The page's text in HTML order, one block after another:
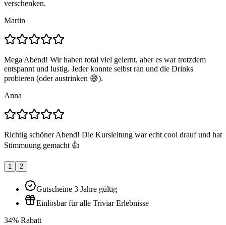
verschenken.
Martin
Mega Abend! Wir haben total viel gelernt, aber es war trotzdem
entspannt und lustig. Jeder konnte selbst ran und die Drinks
probieren (oder austrinken 😅).
Anna
Richtig schöner Abend! Die Kursleitung war echt cool drauf und hat
Stimmuung gemacht 👍
1 2
Gutscheine 3 Jahre gültig
Einlösbar für alle Triviar Erlebnisse
34% Rabatt